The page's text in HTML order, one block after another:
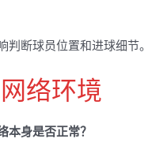
断球员位置和进球细节。
络环境
本身是否正常？